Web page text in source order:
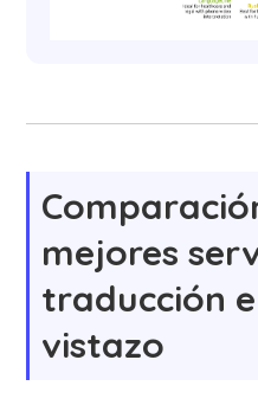
mejores
traducción
vistazo